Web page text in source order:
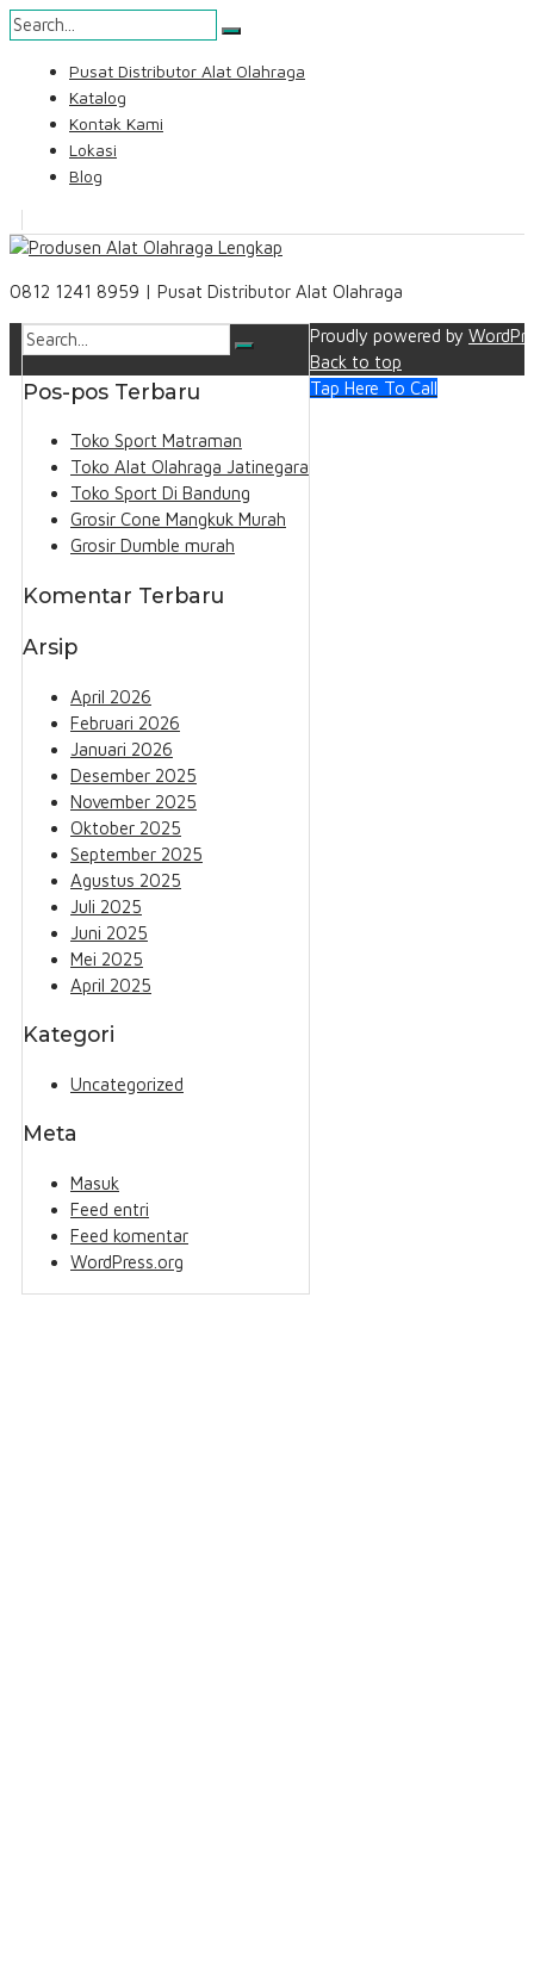
content
Pusat Distributor Alat Olahraga
Katalog
Kontak Kami
Lokasi
Blog
0812 1241 8959 | Pusat Distributor Alat Olahraga
Pos-pos Terbaru
Toko Sport Matraman
Toko Alat Olahraga Jatinegara
Toko Sport Di Bandung
Grosir Cone Mangkuk Murah
Grosir Dumble murah
Komentar Terbaru
Arsip
April 2026
Februari 2026
Januari 2026
Desember 2025
November 2025
Oktober 2025
September 2025
Agustus 2025
Juli 2025
Juni 2025
Mei 2025
April 2025
Kategori
Uncategorized
Meta
Masuk
Feed entri
Feed komentar
WordPress.org
Proudly powered by
Back to top
Tap Here To Call